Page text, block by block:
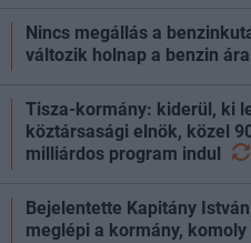
Nincs megállás a
változik holnap a benzin ára
Tisza-kormány: kiderül, ki
köztársasági elnök, közel
milliárdos program indul
Bejelentette Kapitány
meglépi a kormány,